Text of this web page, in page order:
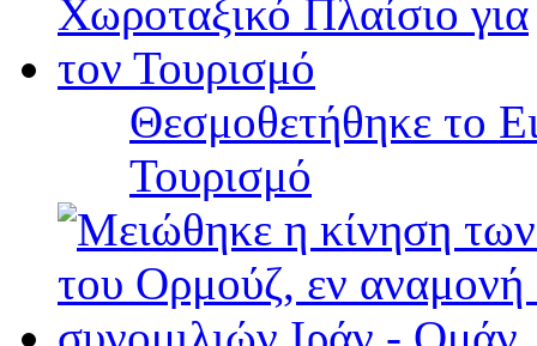
Θεσμοθετήθηκε το
Τουρισμό